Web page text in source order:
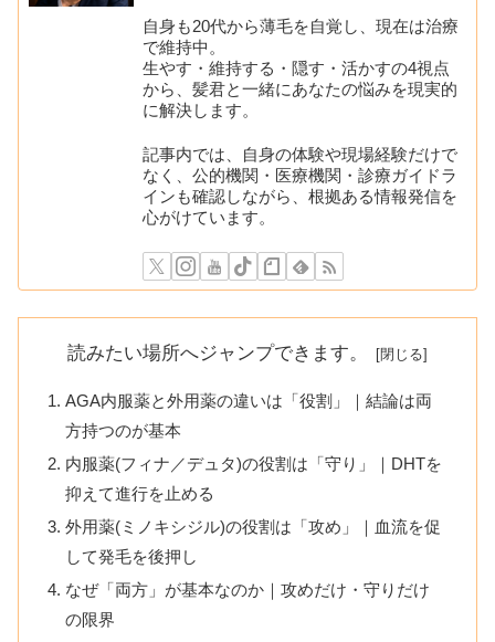
自身も20代から薄毛を自覚し、現在は治療
で維持中。
生やす・維持する・隠す・活かすの4視点
から、髪君と一緒にあなたの悩みを現実的
に解決します。
記事内では、自身の体験や現場経験だけで
なく、公的機関・医療機関・診療ガイドラ
インも確認しながら、根拠ある情報発信を
心がけています。
読みたい場所へジャンプできます。
AGA内服薬と外用薬の違いは「役割」｜結論は両
方持つのが基本
内服薬(フィナ／デュタ)の役割は「守り」｜DHTを
抑えて進行を止める
外用薬(ミノキシジル)の役割は「攻め」｜血流を促
して発毛を後押し
なぜ「両方」が基本なのか｜攻めだけ・守りだけ
の限界